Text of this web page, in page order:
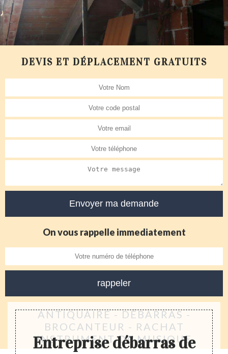
DEVIS ET DÉPLACEMENT GRATUITS
On vous rappelle immediatement
ANTIQUAIRE - DÉBARRAS -
BROCANTEUR - RACHAT
INSTRUMENT DE MUSIQUE
Entreprise débarras de